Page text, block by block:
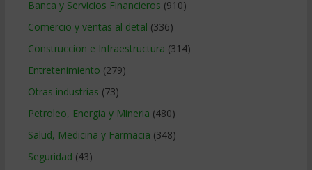
Banca y Servicios Financieros (910)
Comercio y ventas al detal (336)
Construccion e Infraestructura (314)
Entretenimiento (279)
Otras industrias (73)
Petroleo, Energia y Mineria (480)
Salud, Medicina y Farmacia (348)
Seguridad (43)